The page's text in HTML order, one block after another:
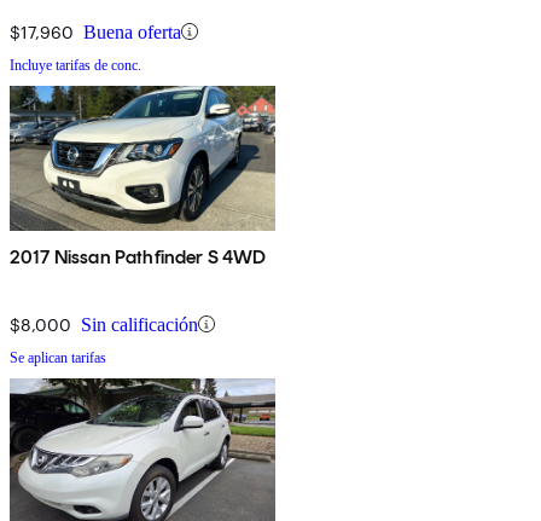
$17,960 Buena oferta
Incluye tarifas de conc.
2017 Nissan Pathfinder S 4WD
$8,000 Sin calificación
Se aplican tarifas